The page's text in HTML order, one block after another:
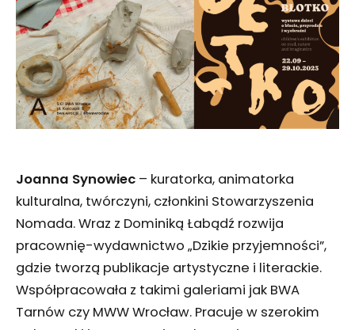
Joanna Synowiec – kuratorka, animatorka
kulturalna, twórczyni, członkini Stowarzyszenia
Nomada. Wraz z Dominiką Łabądź rozwija
pracownię-wydawnictwo „Dzikie przyjemności”,
gdzie tworzą publikacje artystyczne i literackie.
Współpracowała z takimi galeriami jak BWA
Tarnów czy MWW Wrocław. Pracuje w szerokim